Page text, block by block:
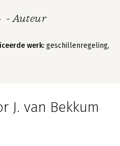
- Auteur
werk: geschillenregeling,
J. van Bekkum